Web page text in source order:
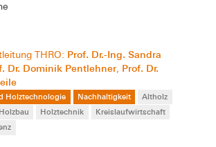
THRO: Prof. Dr.-Ing. Sandra
Dr. Dominik Pentlehner, Prof. Dr.
Holztechnologie Nachhaltigkeit
Altholz
Holzbau Holztechnik
Kreislaufwirtschaft